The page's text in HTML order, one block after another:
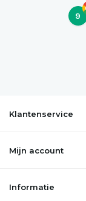
9
Klantenservice
Mijn account
Informatie